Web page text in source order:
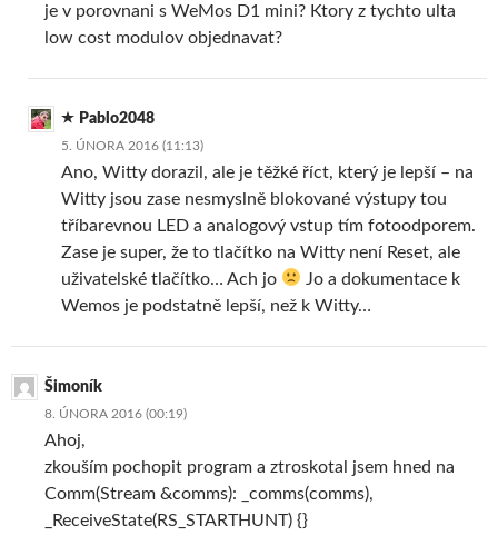
je v porovnani s WeMos D1 mini? Ktory z tychto ulta
low cost modulov objednavat?
Pablo2048
5. ÚNORA 2016 (11:13)
Ano, Witty dorazil, ale je těžké říct, který je lepší – na
Witty jsou zase nesmyslně blokované výstupy tou
tříbarevnou LED a analogový vstup tím fotoodporem.
Zase je super, že to tlačítko na Witty není Reset, ale
uživatelské tlačítko… Ach jo
Jo a dokumentace k
Wemos je podstatně lepší, než k Witty…
Šimoník
8. ÚNORA 2016 (00:19)
Ahoj,
zkouším pochopit program a ztroskotal jsem hned na
Comm(Stream &comms): _comms(comms),
_ReceiveState(RS_STARTHUNT) {}